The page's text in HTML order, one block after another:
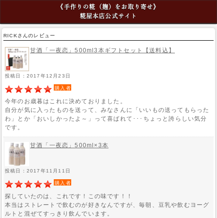
《手作りの糀（麹）をお取り寄せ》
糀屋本店公式サイト
RICKさんのレビュー
甘酒「一夜恋」500ml3本ギフトセット【送料込】
投稿日：2017年12月23日
購入者
今年のお歳暮はこれに決めておりました。
自分が気に入ったものを送って、みなさんに「いいもの送ってもらった
わ」とか「おいしかったよ～」って喜ばれて･･･ちょっと誇らしい気分
です。
甘酒「一夜恋」500ml×3本
投稿日：2017年11月11日
購入者
探していたのは、これです！この味です！！
本当はストレートで飲むのが好きなんですが、毎朝、豆乳や飲むヨーグ
ルトと混ぜてすっきり飲んでいます。